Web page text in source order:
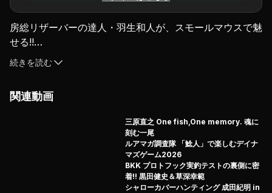
房総リザーバーの達人・羽生和人が、スモールマウスで魅
せる!!
桧原湖と並んで、スモールマウスバスフィッシングが楽し
める湖、野尻湖。
駆使した表層テクニック。
バスの状態、フィールドスポットの状況にアジャストする
水面下5センチのワザを惜しげもなく披露！
エラストマーならではの特徴を活かした水面マジック、と
続きを読む
関連動画
三原直之 One fish,One memory. 魂に
刻む一尾
ルアマガ調査隊 「鯰人」で楽しむデイナ
マズゲーム2026
BKK プロトフック実釣テストの裏側に密
着!! 黒田健史＆草深幸範
シャローカバーハンティング 成田紀明 in